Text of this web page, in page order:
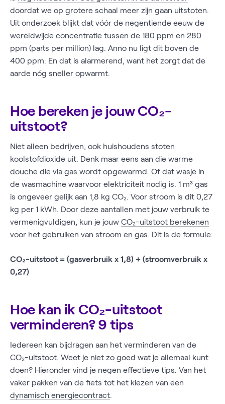
doordat we op grotere schaal meer zijn gaan uitstoten.
Uit onderzoek blijkt dat vóór de negentiende eeuw de
wereldwijde concentratie tussen de 180 ppm en 280
ppm (parts per million) lag. Anno nu ligt dit boven de
400 ppm. En dat is alarmerend, want het zorgt dat de
aarde nóg sneller opwarmt.
Hoe bereken je jouw CO₂-
uitstoot?
Niet alleen bedrijven, ook huishoudens stoten
koolstofdioxide uit. Denk maar eens aan die warme
douche die via gas wordt opgewarmd. Of dat wasje in
de wasmachine waarvoor elektriciteit nodig is. 1 m³ gas
is ongeveer gelijk aan 1,8 kg CO₂. Voor stroom is dit 0,27
kg per 1 kWh. Door deze aantallen met jouw verbruik te
vermenigvuldigen, kun je jouw CO₂-uitstoot berekenen
voor het gebruiken van stroom en gas. Dit is de formule:
CO₂-uitstoot = (gasverbruik x 1,8) + (stroomverbruik x
0,27)
Hoe kan ik CO₂-uitstoot
verminderen? 9 tips
Iedereen kan bijdragen aan het verminderen van de
CO₂-uitstoot. Weet je niet zo goed wat je allemaal kunt
doen? Hieronder vind je negen effectieve tips. Van het
vaker pakken van de fiets tot het kiezen van een
dynamisch energiecontract.